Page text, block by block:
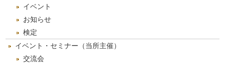
イベント
お知らせ
検定
イベント・セミナー（当所主催）
交流会